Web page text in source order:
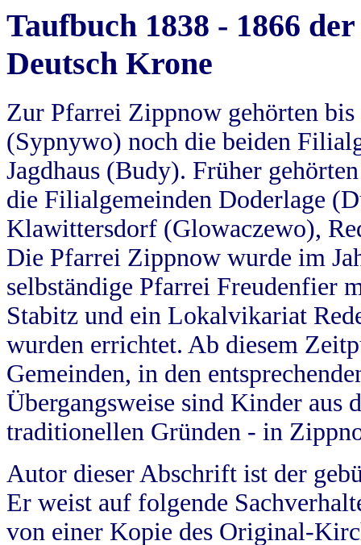
Taufbuch 1838 - 1866
Deutsch Krone
Zur Pfarrei Zippnow gehörten
(Sypnywo) noch die beiden
Jagdhaus (Budy). Früher
die Filialgemeinden Doderlage
Klawittersdorf (Glowaczewo),
Die Pfarrei Zippnow wurde im
selbständige Pfarrei Freudenfier
Stabitz und ein Lokalvikariat
wurden errichtet. Ab diesem
Gemeinden, in den
Übergangsweise sind Kinder aus
traditionellen Gründen - in
Autor dieser Abschrift ist der
Er weist auf folgende
von einer Kopie des Original-